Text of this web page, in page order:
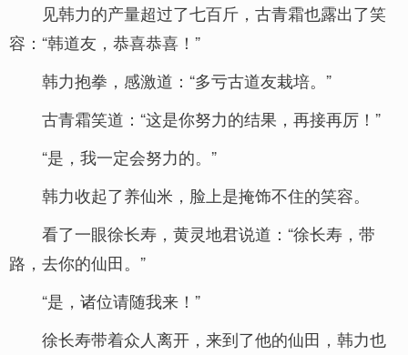
见韩力的产量超过了七百斤，古青霜也露出了笑
容：“韩道友，恭喜恭喜！”
韩力抱拳，感激道：“多亏古道友栽培。”
古青霜笑道：“这是你努力的结果，再接再厉！”
“是，我一定会努力的。”
韩力收起了养仙米，脸上是掩饰不住的笑容。
看了一眼徐长寿，黄灵地君说道：“徐长寿，带
路，去你的仙田。”
“是，诸位请随我来！”
徐长寿带着众人离开，来到了他的仙田，韩力也